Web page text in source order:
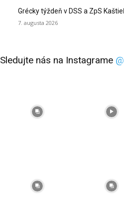
Grécky týždeň v DSS a ZpS
7. augusta 2026
Sledujte nás na Instagrame